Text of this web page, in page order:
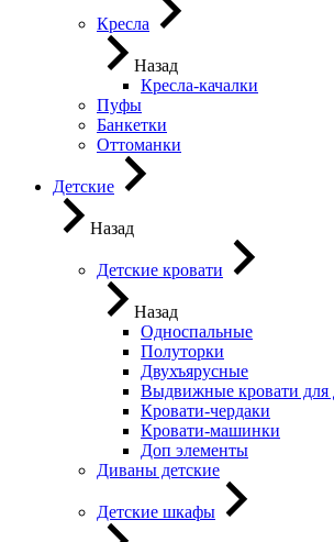
Кресла
Назад
Кресла-качалки
Пуфы
Банкетки
Оттоманки
Детские
Назад
Детские кровати
Назад
Односпальные
Полуторки
Двухъярусные
Выдвижные кровати для
Кровати-чердаки
Кровати-машинки
Доп элементы
Диваны детские
Детские шкафы